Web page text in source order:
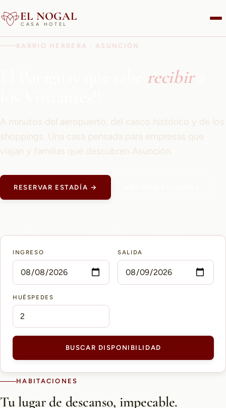
EL NOGAL
CASA HOTEL
BARRIO HERRERA · ASUNCIÓN
recibira
A minutos del aeropuerto, del casco histórico y de los
shoppings. Una casa pensada para empresas que
viajan y familias que descubren Asunción.
RESERVAR ESTADÍA →
15 min
AEROPUERTO PETTIROSSI
10 min
CASCO HISTÓRICO
5 min
INGRESO SALIDA
HUÉSPEDES
BUSCAR DISPONIBILIDAD
HABITACIONES
Tu lugar de descanso, impecable.